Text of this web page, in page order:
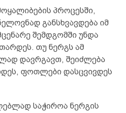
პროცესში,
განსხვავდება იმ
შემდგომში უნდა
თუ ნერგს ამ
დავრგავთ, შეიძლება
ფოთლები დასცვივდეს
საჭიროა ნერგის